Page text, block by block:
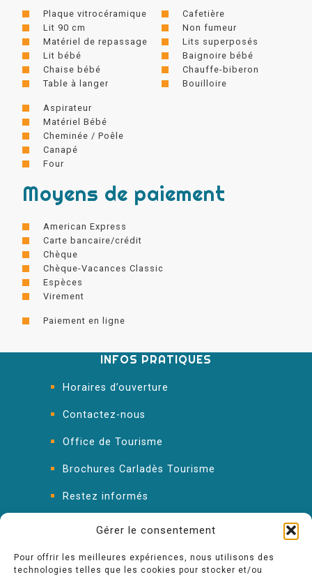
Gérer le consentement
Pour offrir les meilleures expériences, nous utilisons des
technologies telles que les cookies pour stocker et/ou
Plaque vitrocéramique
Lit 90 cm
Matériel de repassage
Lit bébé
Chaise bébé
Table à langer
Cafetière
Non fumeur
Lits superposés
Baignoire bébé
Chauffe-biberon
Bouilloire
Aspirateur
Matériel Bébé
Cheminée / Poêle
Canapé
Four
Moyens de paiement
American Express
Carte bancaire/crédit
Chèque
Chèque-Vacances Classic
Espèces
Virement
Paiement en ligne
INFOS PRATIQUES
Horaires d’ouverture
Contactez-nous
Office de Tourisme
Brochures Carladès Tourisme
Restez informés
FAQ : les réponses à vos questions